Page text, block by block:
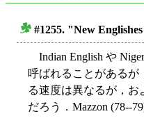
#1255. "New
Indian English や
呼ばれることがある
る速度は異なるが，お
だろう．Mazzon (78--